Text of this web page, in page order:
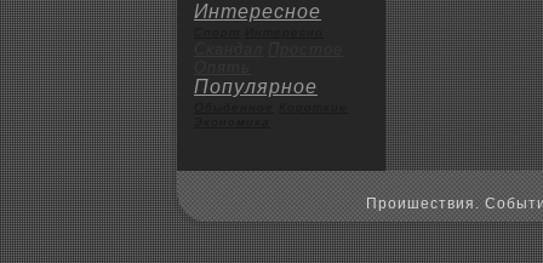
Интересное
Популярное
Пpoишествия.